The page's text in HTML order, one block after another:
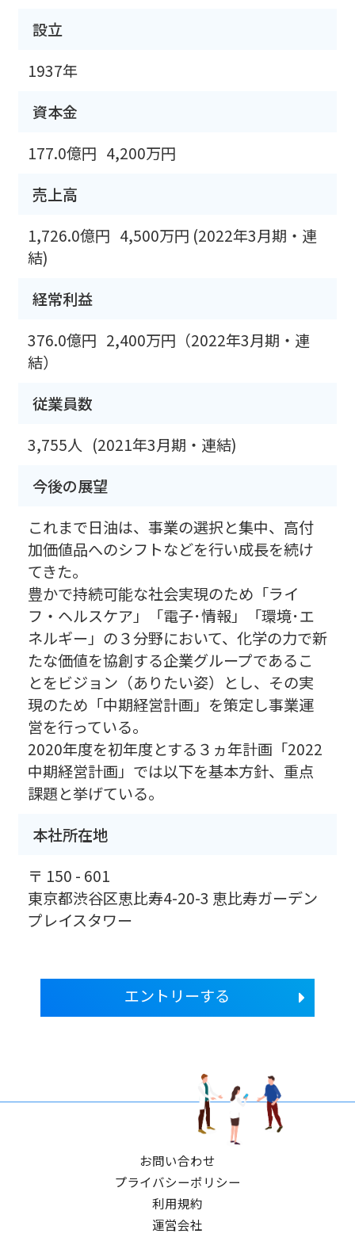
設立
1937年
資本金
177.0億円 4,200万円
売上高
1,726.0億円 4,500万円 (2022年3月期・連
結)
経常利益
376.0億円 2,400万円（2022年3月期・連
結）
従業員数
3,755人 (2021年3月期・連結)
今後の展望
これまで日油は、事業の選択と集中、高付
加価値品へのシフトなどを行い成長を続け
てきた。
豊かで持続可能な社会実現のため「ライ
フ・ヘルスケア」「電子･情報」「環境･エ
ネルギー」の３分野において、化学の力で新
たな価値を協創する企業グループであるこ
とをビジョン（ありたい姿）とし、その実
現のため「中期経営計画」を策定し事業運
営を行っている。
2020年度を初年度とする３ヵ年計画「2022
中期経営計画」では以下を基本方針、重点
課題と挙げている。
本社所在地
〒 150 - 601
東京都渋谷区恵比寿4-20-3 恵比寿ガーデン
プレイスタワー
エントリーする
お問い合わせ
プライバシーポリシー
利用規約
運営会社